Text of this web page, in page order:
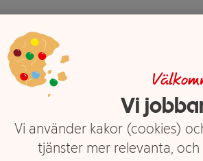
mån 350g
Vi
Vi använder kakor (cookies)
tjänster mer relevanta,